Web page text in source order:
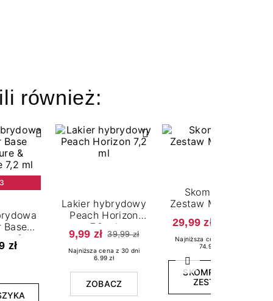
również:
Następny
Base
&
7,2 ml
zł
Lakier hybrydowy
Peach Horizon
7,2 ml
9,99 zł 39,99 zł
Najniższa cena z 30 dni
6.99 zł
ZOBACZ
Skompletuj
Zestaw Mani Trio
29,99 zł
Najniższa cena z 30 dni
74.97 zł
SKOMPONUJ
ZESTAW